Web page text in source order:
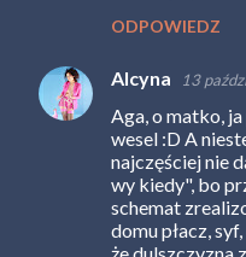
ODPOWIEDZ
Alcyna 13
Aga, o matko,
wesel :D A
najczęściej nie
wy kiedy", bo
schemat
domu płacz,